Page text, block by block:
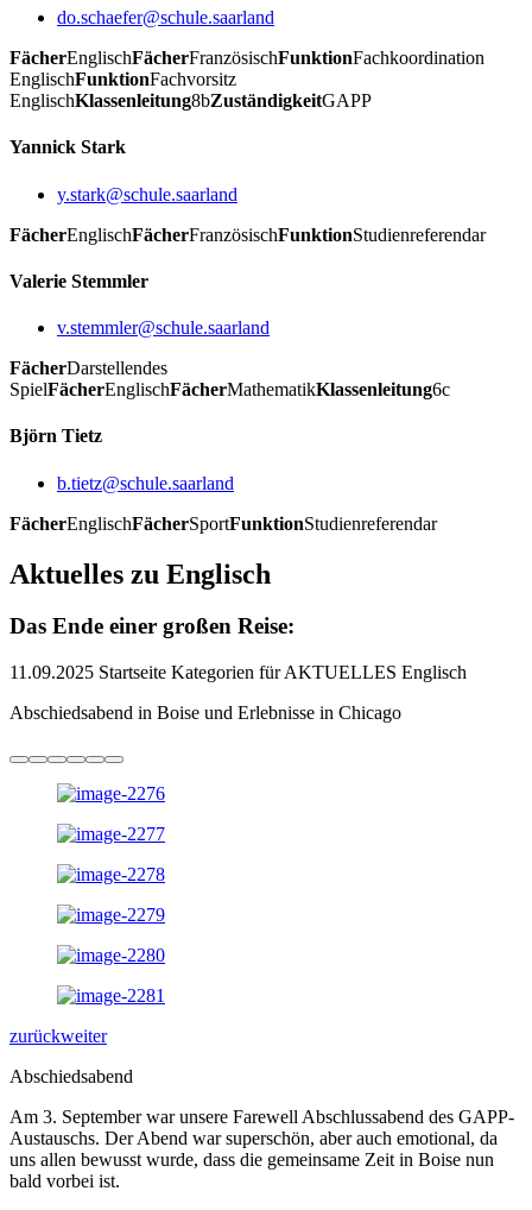
do.schaefer@schule.saarland
FächerEnglischFächerFranzösischFunktionFachkoordination
EnglischFunktionFachvorsitz
EnglischKlassenleitung8bZuständigkeitGAPP
Yannick Stark
y.stark@schule.saarland
FächerEnglischFächerFranzösischFunktionStudienreferendar
Valerie Stemmler
v.stemmler@schule.saarland
FächerDarstellendes
SpielFächerEnglischFächerMathematikKlassenleitung6c
Björn Tietz
b.tietz@schule.saarland
FächerEnglischFächerSportFunktionStudienreferendar
Aktuelles zu Englisch
Das Ende einer großen Reise:
11.09.2025 Startseite Kategorien für AKTUELLES Englisch
Abschiedsabend in Boise und Erlebnisse in Chicago
zurückweiter
Abschiedsabend
Am 3. September war unsere Farewell Abschlussabend des GAPP-
Austauschs. Der Abend war superschön, aber auch emotional, da
uns allen bewusst wurde, dass die gemeinsame Zeit in Boise nun
bald vorbei ist.